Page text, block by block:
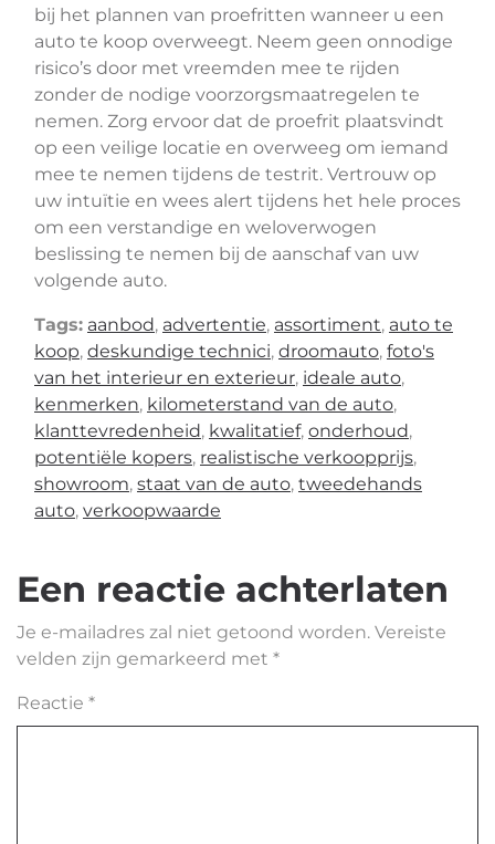
bij het plannen van proefritten wanneer u een
auto te koop overweegt. Neem geen onnodige
risico’s door met vreemden mee te rijden
zonder de nodige voorzorgsmaatregelen te
nemen. Zorg ervoor dat de proefrit plaatsvindt
op een veilige locatie en overweeg om iemand
mee te nemen tijdens de testrit. Vertrouw op
uw intuïtie en wees alert tijdens het hele proces
om een verstandige en weloverwogen
beslissing te nemen bij de aanschaf van uw
volgende auto.
Tags: aanbod, advertentie, assortiment, auto te
koop, deskundige technici, droomauto, foto's
van het interieur en exterieur, ideale auto,
kenmerken, kilometerstand van de auto,
klanttevredenheid, kwalitatief, onderhoud,
potentiële kopers, realistische verkoopprijs,
showroom, staat van de auto, tweedehands
auto, verkoopwaarde
Een reactie achterlaten
Je e-mailadres zal niet getoond worden. Vereiste
velden zijn gemarkeerd met *
Reactie *